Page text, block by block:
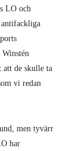
LO och
att de skulle ta
vi redan
men tyvärr
har